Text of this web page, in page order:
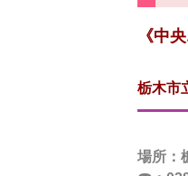
《中
栃木
場所